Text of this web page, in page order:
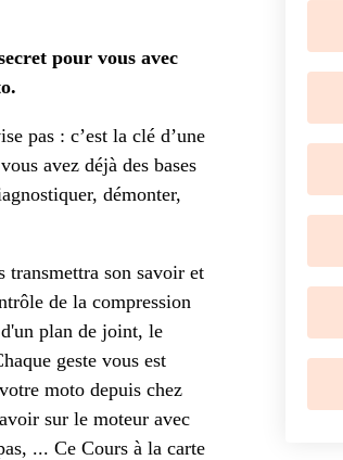
pour vous avec
pas : c’est la clé d’une
avez déjà des bases
démonter,
transmettra son savoir et
de la compression
plan de joint, le
geste vous est
moto depuis chez
sur le moteur avec
... Ce Cours à la carte